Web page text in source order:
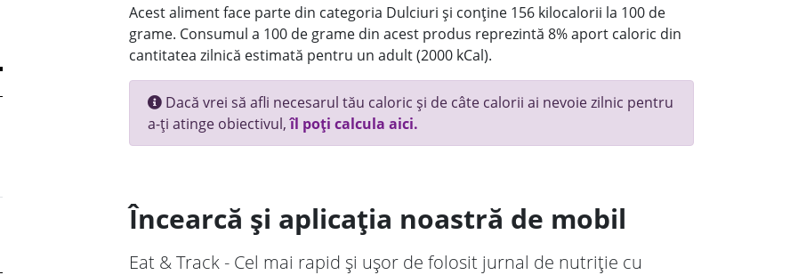
Acest aliment face parte din categoria Dulciuri și conține 156 kilocalorii la 100 de
grame. Consumul a 100 de grame din acest produs reprezintă 8% aport caloric din
cantitatea zilnică estimată pentru un adult (2000 kCal).
Dacă vrei să afli necesarul tău caloric și de câte calorii ai nevoie zilnic pentru
a-ți atinge obiectivul,îl poți calcula aici.
Încearcă și aplicația noastră de mobil
Eat & Track - Cel mai rapid și ușor de folosit jurnal de nutriție cu